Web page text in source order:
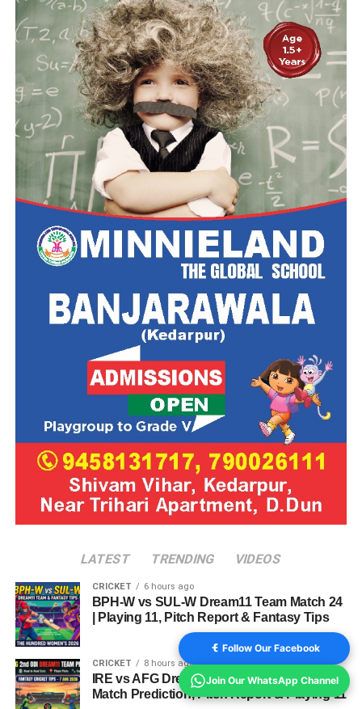
LATEST TRENDING VIDEOS
CRICKET 6 hours ago
BPH-W vs SUL-W Dream11 Team Match 24
| Playing 11, Pitch Report & Fantasy Tips
CRICKET 8 hours ago
IRE vs AFG Dream11 Team 2nd ODI 2026:
Match Prediction, Pitch Report & Playing 11
Follow Our Facebook
Join Our WhatsApp Channel